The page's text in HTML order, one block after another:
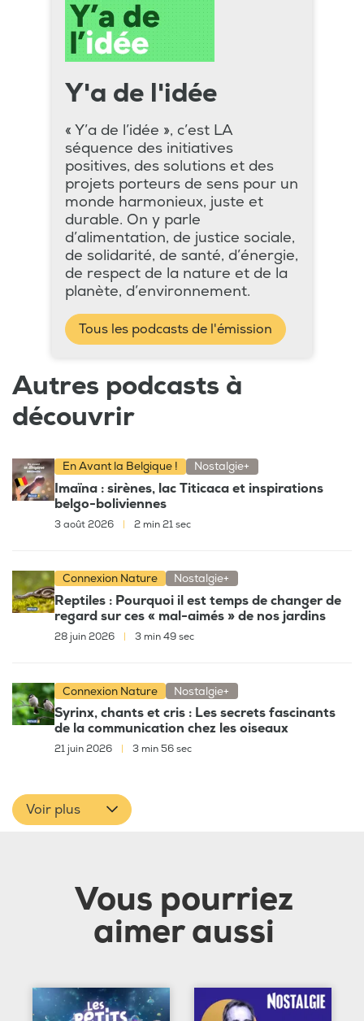
Y'a de l'idée
« Y’a de l’idée », c’est LA
séquence des initiatives
positives, des solutions et des
projets porteurs de sens pour un
monde harmonieux, juste et
durable. On y parle
d’alimentation, de justice sociale,
de solidarité, de santé, d’énergie,
de respect de la nature et de la
planète, d’environnement.
Tous les podcasts de l'émission
Autres podcasts à
découvrir
En Avant la Belgique ! Nostalgie+
Imaïna : sirènes, lac Titicaca et inspirations
belgo-boliviennes
3 août 2026 2 min 21 sec
Connexion Nature Nostalgie+
Reptiles : Pourquoi il est temps de changer de
regard sur ces « mal-aimés » de nos jardins
28 juin 2026 3 min 49 sec
Connexion Nature Nostalgie+
Syrinx, chants et cris : Les secrets fascinants
de la communication chez les oiseaux
21 juin 2026 | 3 min 56 sec
Voir plus
Vous pourriez
aimer aussi